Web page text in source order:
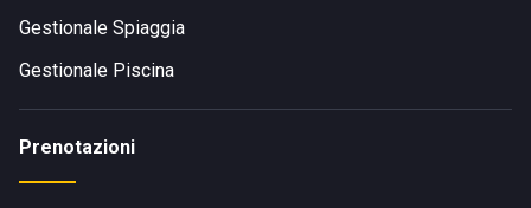
Gestionale Spiaggia
Gestionale Piscina
Prenotazioni